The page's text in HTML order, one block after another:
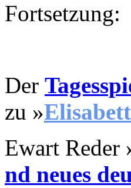
Fortsetzung:
Der
zu »
Ewart Reder
nd neues